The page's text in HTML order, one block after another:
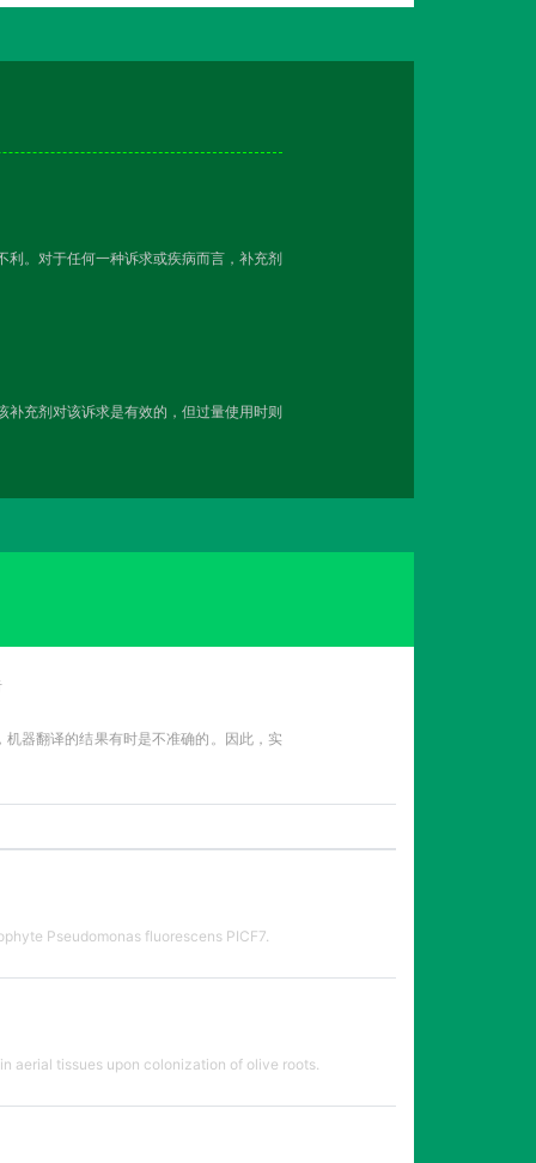
利。对于任何一种诉求或疾病而言，补充剂
补充剂对该诉求是有效的，但过量使用时则
器翻译的结果有时是不准确的。因此，实
Pseudomonas fluorescens PICF7.
aerial tissues upon colonization of olive roots.